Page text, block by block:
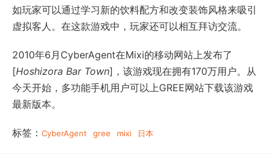
如玩家可以通过学习新的饮料配方和改变装饰风格来吸引
虚拟客人。在这款游戏中，玩家还可以相互拜访交流。
2010年6月CyberAgent在Mixi的移动网站上发布了
[Hoshizora Bar Town]，该游戏现在拥有170万用户。从
今天开始，多功能手机用户可以上GREE网站下载该游戏
最新版本。
标签： CyberAgent gree mixi 日本